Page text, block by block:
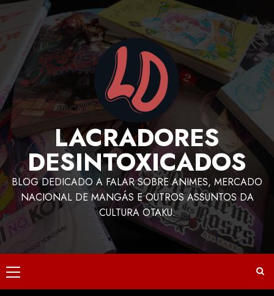
LACRADORES
DESINTOXICADOS
BLOG DEDICADO A FALAR SOBRE ANIMES, MERCADO
NACIONAL DE MANGÁS E OUTROS ASSUNTOS DA
CULTURA OTAKU.